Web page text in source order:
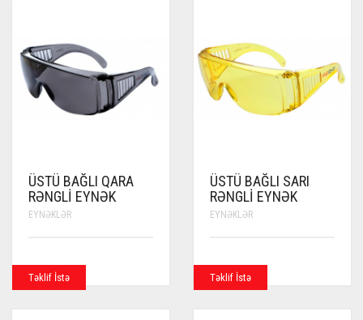
ÜSTÜ BAĞLI QARA
RƏNGLI EYNƏK
EYNƏKLƏR
Təklif İstə
ÜSTÜ BAĞLI SARI
RƏNGLI EYNƏK
EYNƏKLƏR
Təklif İstə